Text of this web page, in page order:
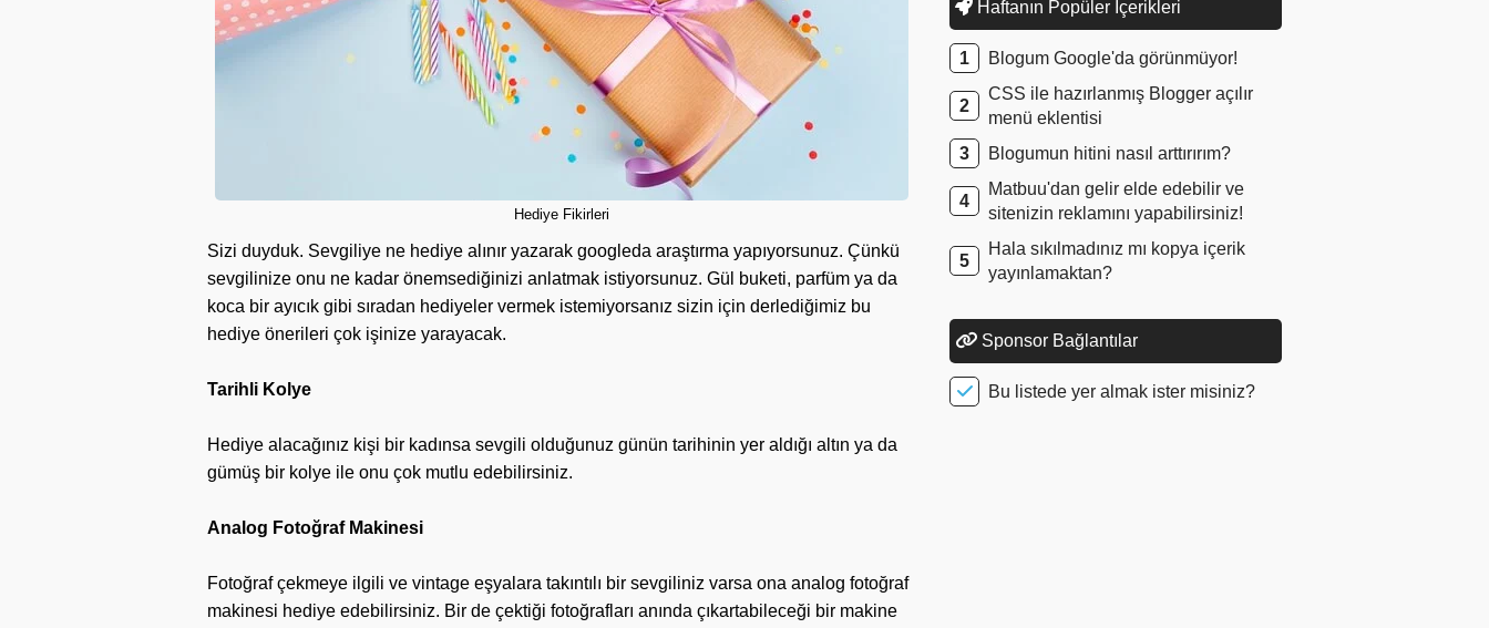
Hediye Fikirleri
Sizi duyduk. Sevgiliye ne hediye alınır yazarak googleda araştırma yapıyorsunuz. Çünkü
sevgilinize onu ne kadar önemsediğinizi anlatmak istiyorsunuz. Gül buketi, parfüm ya da
koca bir ayıcık gibi sıradan hediyeler vermek istemiyorsanız sizin için derlediğimiz bu
hediye önerileri çok işinize yarayacak.
Tarihli Kolye
Hediye alacağınız kişi bir kadınsa sevgili olduğunuz günün tarihinin yer aldığı altın ya da
gümüş bir kolye ile onu çok mutlu edebilirsiniz.
Analog Fotoğraf Makinesi
Fotoğraf çekmeye ilgili ve vintage eşyalara takıntılı bir sevgiliniz varsa ona analog fotoğraf
makinesi hediye edebilirsiniz. Bir de çektiği fotoğrafları anında çıkartabileceği bir makine
Haftanın Popüler İçerikleri
Blogum Google'da görünmüyor!
CSS ile hazırlanmış Blogger açılır
menü eklentisi
Blogumun hitini nasıl arttırırım?
Matbuu'dan gelir elde edebilir ve
sitenizin reklamını yapabilirsiniz!
Hala sıkılmadınız mı kopya içerik
yayınlamaktan?
Sponsor Bağlantılar
Bu listede yer almak ister misiniz?